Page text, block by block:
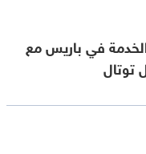
في باريس مع
توتال